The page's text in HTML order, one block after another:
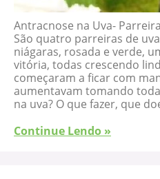
Antracnose na Uva-
São quatro parreiras de
niágaras, rosada e verde,
vitória, todas crescendo
começaram a ficar com
aumentavam tomando
na uva? O que fazer, que
Continue Lendo »